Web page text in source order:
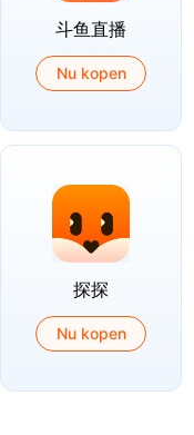
斗鱼直播
Nu kopen
探探
Nu kopen